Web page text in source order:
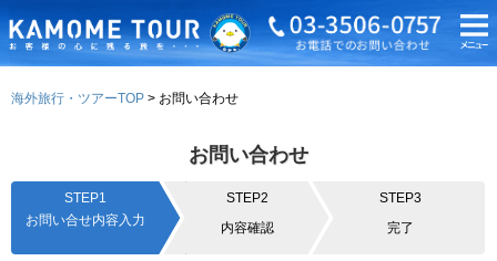
海外旅行・ツアーTOP お問い合わせ
お問い合わせ
STEP1
お問い合せ内容入力
STEP2
内容確認
STEP3
完了